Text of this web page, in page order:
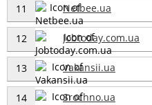
11 Netbee.ua
12 Jobtoday.com.ua
13 Vakansii.ua
14 Srochno.ua